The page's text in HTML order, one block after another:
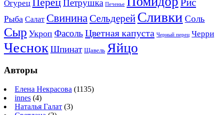
Огурец Петрушка Печенье Рис
Рыба Салат СвининаСельдерей Сливки Соль
Сыр Укроп Фасоль Цветная капуста Черный перец Черри
ЧеснокШпинат Щавель Яйцо
Авторы
Елена Некрасова (1135)
innes (4)
Наталья Галат (3)